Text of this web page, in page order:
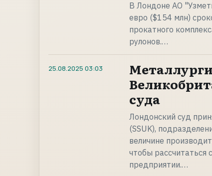
В Лондоне АО
евро ($154 млн)
прокатного
рулонов.…
25.08.2025 03:03
суда
Лондонский суд
(SSUK),
величине
чтобы рассчитаться
предприятии.…